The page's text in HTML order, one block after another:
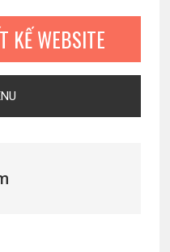
KẾ WEBSITE